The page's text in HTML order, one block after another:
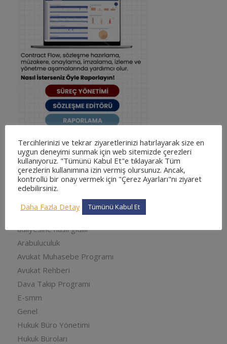
adliyesine nasıl gidilir
adliyesine nasıl gidilir
Arabuluculuk
Avukat Muhasebe Programı
Avukat Rehberi
Dava Takip Programı
E-smm
Genel
Hukuk Büro Yönetimi
Hukuk Büroları
Tercihlerinizi ve tekrar ziyaretlerinizi hatırlayarak size en
uygun deneyimi sunmak için web sitemizde çerezleri
kullanıyoruz. "Tümünü Kabul Et"e tıklayarak Tüm
çerezlerin kullanımına izin vermiş olursunuz. Ancak,
kontrollü bir onay vermek için "Çerez Ayarları"nı ziyaret
edebilirsiniz.
Daha Fazla Detay
Tümünü Kabul Et